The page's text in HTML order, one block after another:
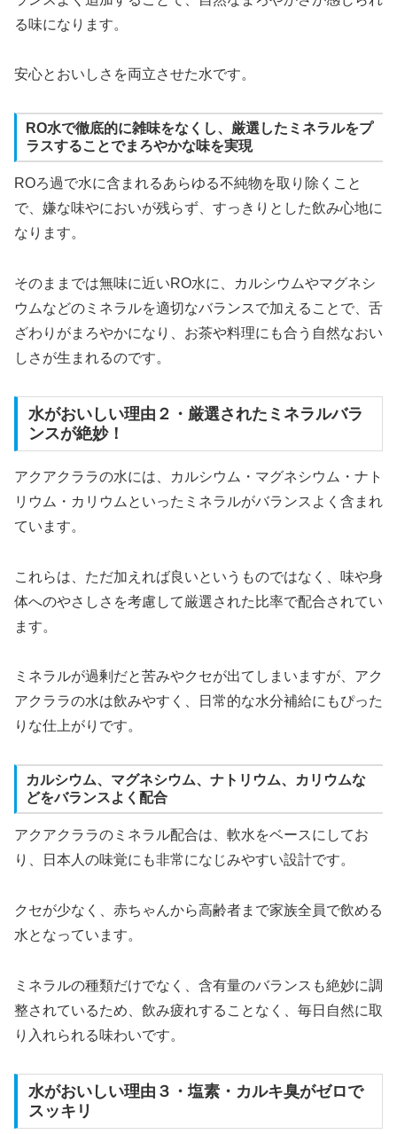
る味になります。
安心とおいしさを両立させた水です。
RO水で徹底的に雑味をなくし、厳選したミネラルをプ
ラスすることでまろやかな味を実現
ROろ過で水に含まれるあらゆる不純物を取り除くこと
で、嫌な味やにおいが残らず、すっきりとした飲み心地に
なります。
そのままでは無味に近いRO水に、カルシウムやマグネシ
ウムなどのミネラルを適切なバランスで加えることで、舌
ざわりがまろやかになり、お茶や料理にも合う自然なおい
しさが生まれるのです。
水がおいしい理由２・厳選されたミネラルバラ
ンスが絶妙！
アクアクララの水には、カルシウム・マグネシウム・ナト
リウム・カリウムといったミネラルがバランスよく含まれ
ています。
これらは、ただ加えれば良いというものではなく、味や身
体へのやさしさを考慮して厳選された比率で配合されてい
ます。
ミネラルが過剰だと苦みやクセが出てしまいますが、アク
アクララの水は飲みやすく、日常的な水分補給にもぴった
りな仕上がりです。
カルシウム、マグネシウム、ナトリウム、カリウムな
どをバランスよく配合
アクアクララのミネラル配合は、軟水をベースにしてお
り、日本人の味覚にも非常になじみやすい設計です。
クセが少なく、赤ちゃんから高齢者まで家族全員で飲める
水となっています。
ミネラルの種類だけでなく、含有量のバランスも絶妙に調
整されているため、飲み疲れすることなく、毎日自然に取
り入れられる味わいです。
水がおいしい理由３・塩素・カルキ臭がゼロで
スッキリ